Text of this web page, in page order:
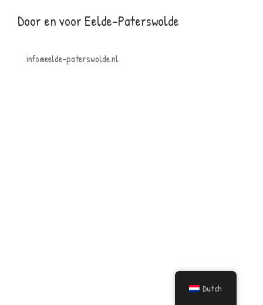
Door en voor Eelde-Paterswolde
info@eelde-paterswolde.nl
Dutch